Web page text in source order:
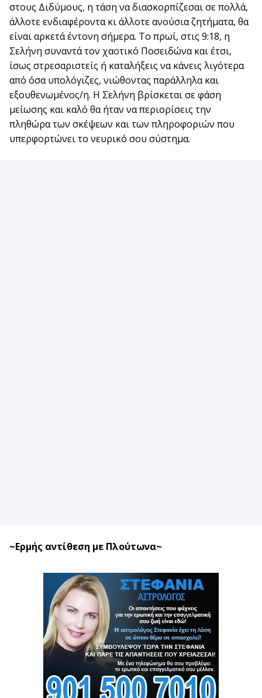
στους Διδύμους, η τάση να διασκορπίζεσαι σε πολλά,
άλλοτε ενδιαφέροντα κι άλλοτε ανούσια ζητήματα, θα
είναι αρκετά έντονη σήμερα. Το πρωί, στις 9:18, η
Σελήνη συναντά τον χαοτικό Ποσειδώνα και έτσι,
ίσως στρεσαριστείς ή καταλήξεις να κάνεις λιγότερα
από όσα υπολόγιζες, νιώθοντας παράλληλα και
εξουθενωμένος/η. Η Σελήνη βρίσκεται σε φάση
μείωσης και καλό θα ήταν να περιορίσεις την
πληθώρα των σκέψεων και των πληροφοριών που
υπερφορτώνει το νευρικό σου σύστημα.
~Ερμής αντίθεση με Πλούτωνα~